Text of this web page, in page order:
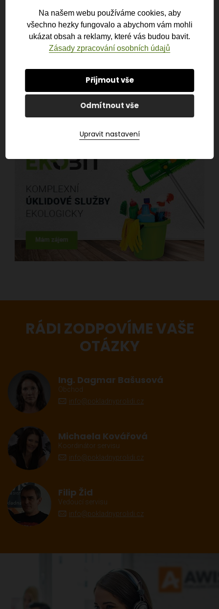
RÁDI ZODPOVÍME VAŠE
OTÁZKY
Ing. Dagmar Bašusová
Obchod
info@pokladnyprolidi.cz
Michaela Kovářová
Koordinátor servisu
info@pokladnyprolidi.cz
Filip Žid
Vedoucí servisu
info@pokladnyprolidi.cz
Na našem webu používáme cookies, aby
všechno hezky fungovalo a abychom vám mohli
ukázat obsah a reklamy, které vás budou bavit.
Zásady zpracování osobních údajů
Přijmout vše
Odmítnout vše
Upravit nastavení